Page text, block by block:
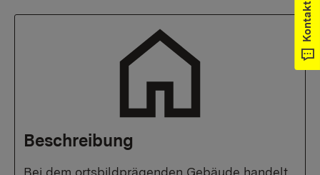
Beschreibung
Bei dem ortsbildprägenden Gebäude handelt
Kontakt